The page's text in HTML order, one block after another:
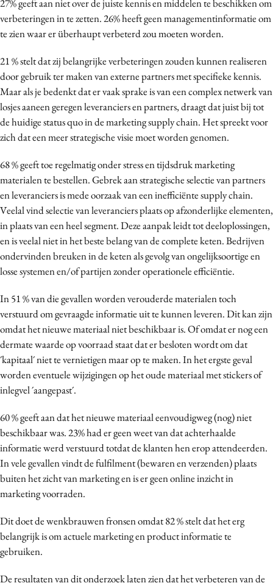
27% geeft aan niet over de juiste kennis en middelen te beschikken om
verbeteringen in te zetten. 26% heeft geen managementinformatie om
te zien waar er überhaupt verbeterd zou moeten worden.
21 % stelt dat zij belangrijke verbeteringen zouden kunnen realiseren
door gebruik ter maken van externe partners met specifieke kennis.
Maar als je bedenkt dat er vaak sprake is van een complex netwerk van
losjes aaneen geregen leveranciers en partners, draagt dat juist bij tot
de huidige status quo in de marketing supply chain. Het spreekt voor
zich dat een meer strategische visie moet worden genomen.
68 % geeft toe regelmatig onder stress en tijdsdruk marketing
materialen te bestellen. Gebrek aan strategische selectie van partners
en leveranciers is mede oorzaak van een inefficiënte supply chain.
Veelal vind selectie van leveranciers plaats op afzonderlijke elementen,
in plaats van een heel segment. Deze aanpak leidt tot deeloplossingen,
en is veelal niet in het beste belang van de complete keten. Bedrijven
ondervinden breuken in de keten als gevolg van ongelijksoortige en
losse systemen en/of partijen zonder operationele efficiëntie.
In 51 % van die gevallen worden verouderde materialen toch
verstuurd om gevraagde informatie uit te kunnen leveren. Dit kan zijn
omdat het nieuwe materiaal niet beschikbaar is. Of omdat er nog een
dermate waarde op voorraad staat dat er besloten wordt om dat
´kapitaal´ niet te vernietigen maar op te maken. In het ergste geval
worden eventuele wijzigingen op het oude materiaal met stickers of
inlegvel ´aangepast´.
60 % geeft aan dat het nieuwe materiaal eenvoudigweg (nog) niet
beschikbaar was. 23% had er geen weet van dat achterhaalde
informatie werd verstuurd totdat de klanten hen erop attendeerden.
In vele gevallen vindt de fulfilment (bewaren en verzenden) plaats
buiten het zicht van marketing en is er geen online inzicht in
marketing voorraden.
Dit doet de wenkbrauwen fronsen omdat 82 % stelt dat het erg
belangrijk is om actuele marketing en product informatie te
gebruiken.
De resultaten van dit onderzoek laten zien dat het verbeteren van de